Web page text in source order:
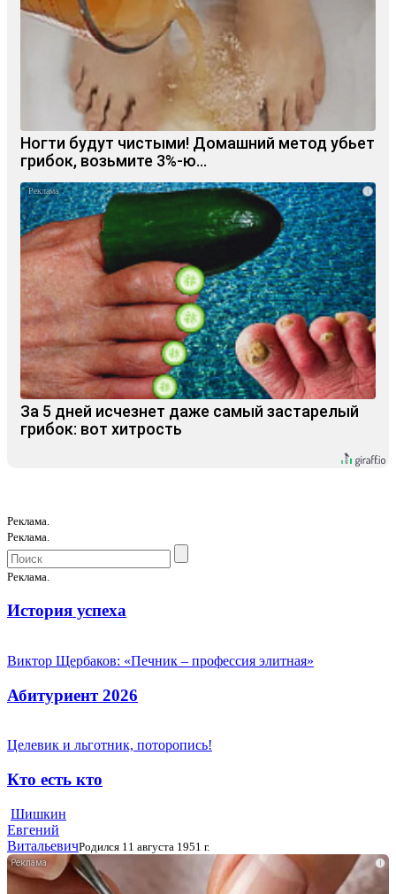
Ногти будут чистыми! Домашний метод убьет
грибок, возьмите 3%-ю…
i
За 5 дней исчезнет даже самый застарелый
грибок: вот хитрость
Реклама.
Реклама.
Реклама.
История успеха
Виктор Щербаков: «Печник – профессия элитная»
Абитуриент 2026
Целевик и льготник, поторопись!
Кто есть кто
Шишкин
Евгений
ВитальевичРодился 11 августа 1951 г.
i